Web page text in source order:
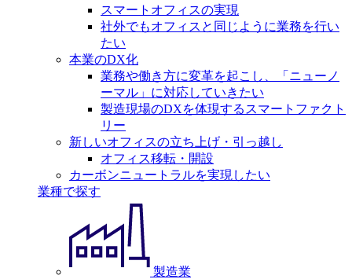
スマートオフィスの実現
社外でもオフィスと同じように業務を行い
たい
本業のDX化
業務や働き方に変革を起こし、「ニューノ
ーマル」に対応していきたい
製造現場のDXを体現するスマートファクト
リー
新しいオフィスの立ち上げ・引っ越し
オフィス移転・開設
カーボンニュートラルを実現したい
業種で探す
製造業